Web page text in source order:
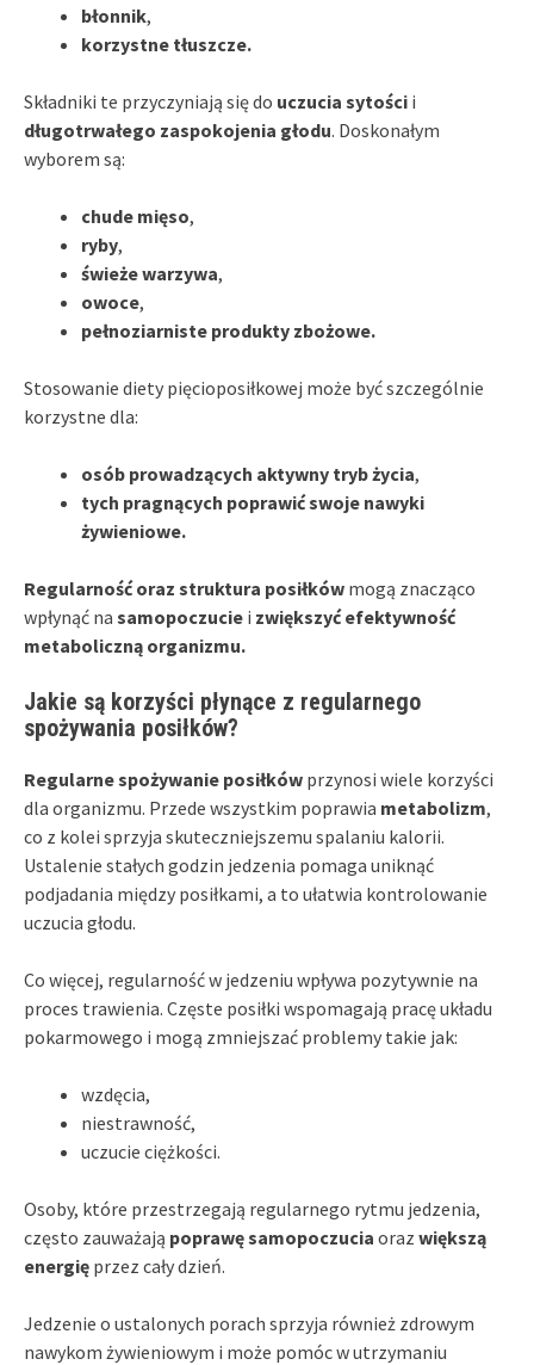
błonnik,
korzystne tłuszcze.
Składniki te przyczyniają się do uczucia sytości i
długotrwałego zaspokojenia głodu. Doskonałym
wyborem są:
chude mięso,
ryby,
świeże warzywa,
owoce,
pełnoziarniste produkty zbożowe.
Stosowanie diety pięcioposiłkowej może być szczególnie
korzystne dla:
osób prowadzących aktywny tryb życia,
tych pragnących poprawić swoje nawyki
żywieniowe.
Regularność oraz struktura posiłków mogą znacząco
wpłynąć na samopoczucie i zwiększyć efektywność
metaboliczną organizmu.
Jakie są korzyści płynące z regularnego
spożywania posiłków?
Regularne spożywanie posiłków przynosi wiele korzyści
dla organizmu. Przede wszystkim poprawia metabolizm,
co z kolei sprzyja skuteczniejszemu spalaniu kalorii.
Ustalenie stałych godzin jedzenia pomaga uniknąć
podjadania między posiłkami, a to ułatwia kontrolowanie
uczucia głodu.
Co więcej, regularność w jedzeniu wpływa pozytywnie na
proces trawienia. Częste posiłki wspomagają pracę układu
pokarmowego i mogą zmniejszać problemy takie jak:
wzdęcia,
niestrawność,
uczucie ciężkości.
Osoby, które przestrzegają regularnego rytmu jedzenia,
często zauważają poprawę samopoczucia oraz większą
energię przez cały dzień.
Jedzenie o ustalonych porach sprzyja również zdrowym
nawykom żywieniowym i może pomóc w utrzymaniu